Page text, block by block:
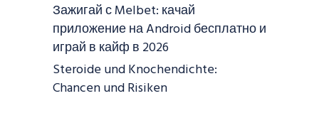
Зажигай с Melbet: качай
приложение на Android бесплатно и
играй в кайф в 2026
Steroide und Knochendichte:
Chancen und Risiken